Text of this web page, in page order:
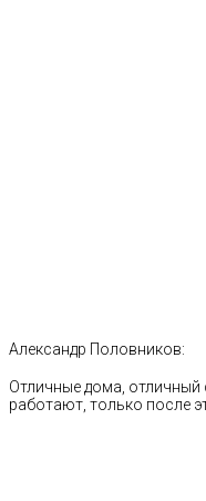
Александр Половников:
Отличные дома, отличный
работают, только после